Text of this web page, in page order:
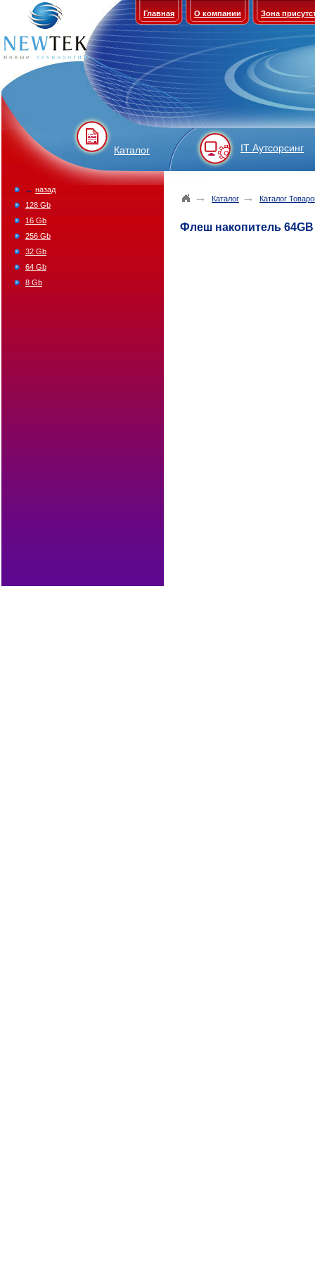
Главная О компании Зона
Каталог IT Аутсорсинг
→ Каталог → Каталог
Флеш накопитель
← назад
128 Gb
16 Gb
256 Gb
32 Gb
64 Gb
8 Gb